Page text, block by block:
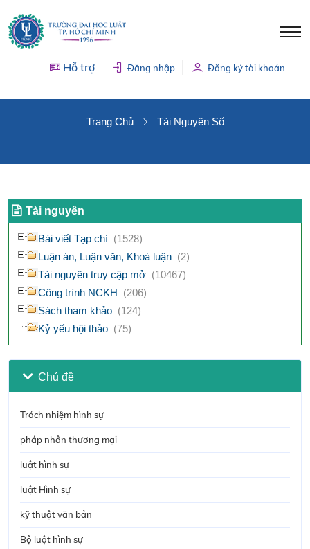
Hỗ trợ Đăng nhập Đăng ký tài khoản
Trang Chủ Tài Nguyên Số
Tài nguyên
Bài viết Tạp chí (1528)
Luận án, Luận văn, Khoá luận (2)
Tài nguyên truy cập mở (10467)
Công trình NCKH (206)
Sách tham khảo (124)
Kỷ yếu hội thảo (75)
Chủ đề
Trách nhiệm hình sự
pháp nhân thương mại
luật hình sự
luật Hình sự
kỹ thuật văn bản
Bộ luật hình sự